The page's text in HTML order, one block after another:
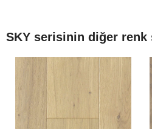
SKY serisinin diğer renk